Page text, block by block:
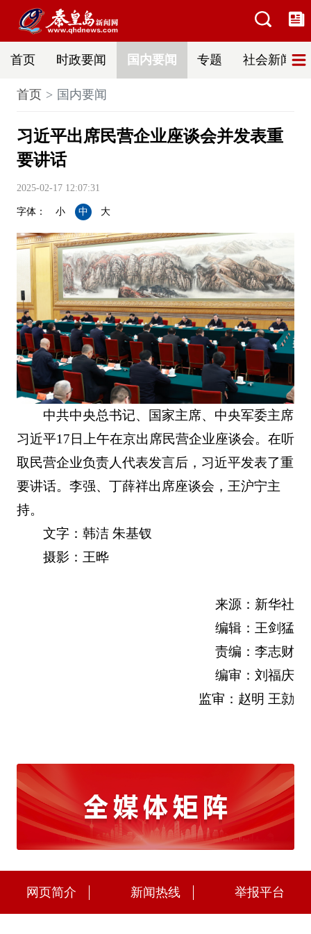
首页 时政要闻 国内要闻 专题 社会新闻
首页 国内要闻
习近平出席民营企业座谈会并发表重
要讲话
2025-02-17 12:07:31
字体： 小 中 大
中共中央总书记、国家主席、中央军委主席
习近平17日上午在京出席民营企业座谈会。在听
取民营企业负责人代表发言后，习近平发表了重
要讲话。李强、丁薛祥出席座谈会，王沪宁主
持。
文字：韩洁 朱基钗
摄影：王晔
来源：新华社
编辑：王剑猛
责编：李志财
编审：刘福庆
监审：赵明 王勍
网页简介 新闻热线 举报平台